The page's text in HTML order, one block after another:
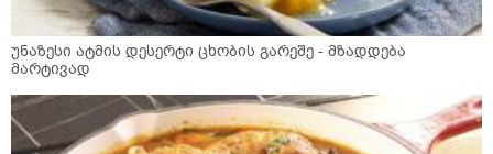
უნაზესი ატმის დესერტი ცხობის გარეშე - მზადდება
მარტივად